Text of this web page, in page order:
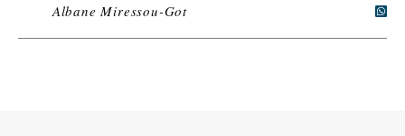
Albane Miressou-Got